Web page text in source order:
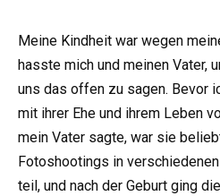
Meine Kindheit war wegen
hasste mich und meinen Vater,
uns das offen zu sagen. Bevor
mit ihrer Ehe und ihrem Leben
mein Vater sagte, war sie
Fotoshootings in
teil, und nach der Geburt ging